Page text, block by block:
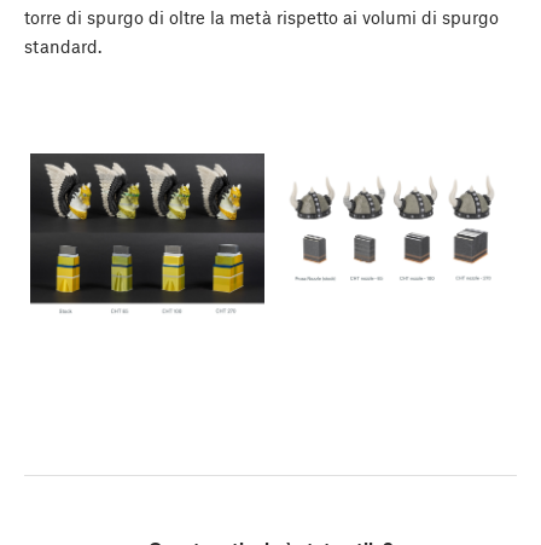
torre di spurgo di oltre la metà rispetto ai volumi di spurgo
standard.